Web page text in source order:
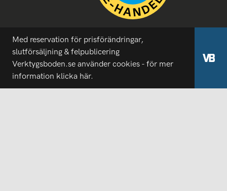
Med reservation för prisförändringar,
slutförsäljning & felpublicering
Verktygsboden.se använder cookies - för mer
information klicka här.